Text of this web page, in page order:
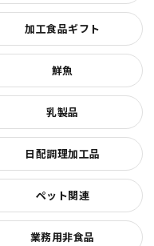
加工食品ギフト
鮮魚
乳製品
日配調理加工品
ペット関連
業務用非食品